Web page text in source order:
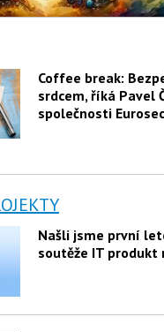
Coffee break:
srdcem, říká Pavel
společnosti
Našli jsme první
soutěže IT produkt